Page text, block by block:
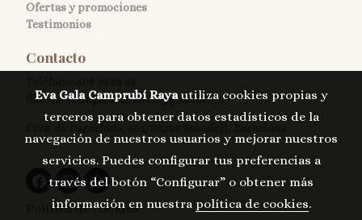
Ofertas y promociones
Testimonios
Contacto
fisioesteticagalasabadell@gmail.com
Política de cookies
Eva Gala Camprubí Rayautiliza cookies propias y
terceros para obtener datos estadísticos de la
navegación de nuestros usuarios y mejorar nuestros
servicios. Puedes configurar tus preferencias a
través del botón “Configurar” o obtener más
información en nuestra política de cookies.